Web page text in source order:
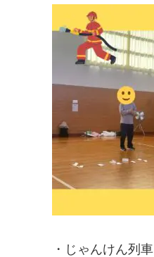
・じゃんけん列車